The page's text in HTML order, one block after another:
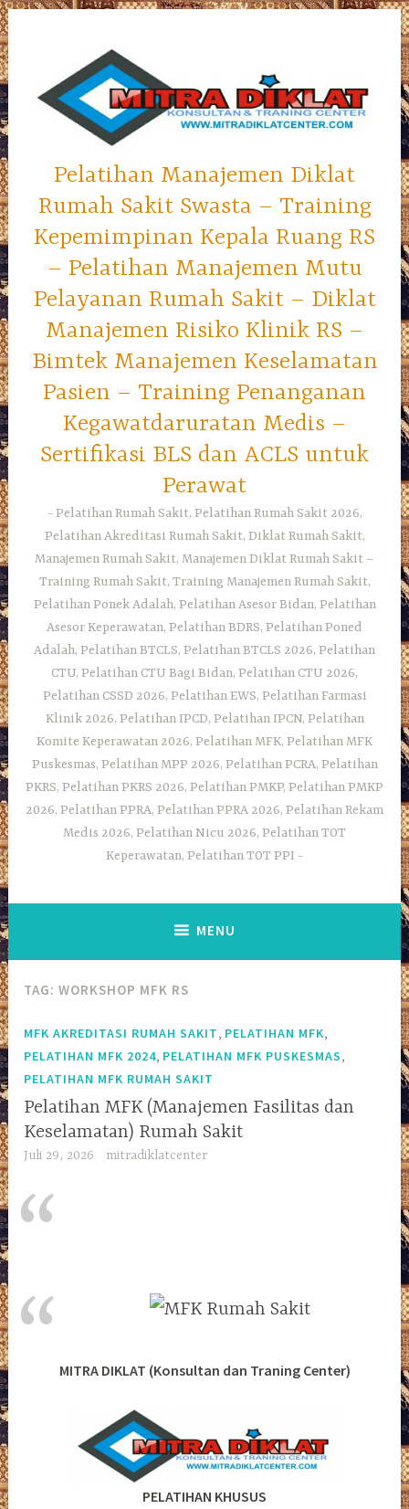
Skip
to
content
Pelatihan Manajemen Diklat
Rumah Sakit Swasta – Training
Kepemimpinan Kepala Ruang RS
– Pelatihan Manajemen Mutu
Pelayanan Rumah Sakit – Diklat
Manajemen Risiko Klinik RS –
Bimtek Manajemen Keselamatan
Pasien – Training Penanganan
Kegawatdaruratan Medis –
Sertifikasi BLS dan ACLS untuk
Perawat
Pelatihan Rumah Sakit, Pelatihan Rumah Sakit 2026,
Pelatihan Akreditasi Rumah Sakit, Diklat Rumah Sakit,
Manajemen Rumah Sakit, Manajemen Diklat Rumah Sakit –
Training Rumah Sakit, Training Manajemen Rumah Sakit,
Pelatihan Ponek Adalah, Pelatihan Asesor Bidan, Pelatihan
Asesor Keperawatan, Pelatihan BDRS, Pelatihan Poned
Adalah, Pelatihan BTCLS, Pelatihan BTCLS 2026, Pelatihan
CTU, Pelatihan CTU Bagi Bidan, Pelatihan CTU 2026,
Pelatihan CSSD 2026, Pelatihan EWS, Pelatihan Farmasi
Klinik 2026, Pelatihan IPCD, Pelatihan IPCN, Pelatihan
Komite Keperawatan 2026, Pelatihan MFK, Pelatihan MFK
Puskesmas, Pelatihan MPP 2026, Pelatihan PCRA, Pelatihan
PKRS, Pelatihan PKRS 2026, Pelatihan PMKP, Pelatihan PMKP
2026, Pelatihan PPRA, Pelatihan PPRA 2026, Pelatihan Rekam
Medis 2026, Pelatihan Nicu 2026, Pelatihan TOT
Keperawatan, Pelatihan TOT PPI
MENU
TAG:WORKSHOP MFK RS
MFK AKREDITASI RUMAH SAKIT PELATIHAN MFK
PELATIHAN MFK 2024 PELATIHAN MFK PUSKESMAS
PELATIHAN MFK RUMAH SAKIT
Pelatihan MFK (Manajemen Fasilitas dan
Keselamatan) Rumah Sakit
Juli 29, 2026 mitradiklatcenter
MITRA DIKLAT (Konsultan dan Traning Center)
PELATIHAN KHUSUS